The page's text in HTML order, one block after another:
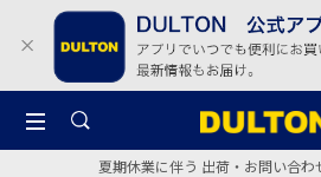
夏期休業に伴う 出荷・お問い合わ